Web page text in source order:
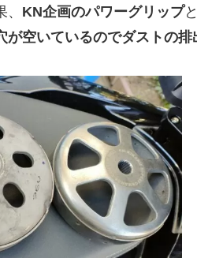
KN企画のパワーグリップ
が空いているのでダストの排